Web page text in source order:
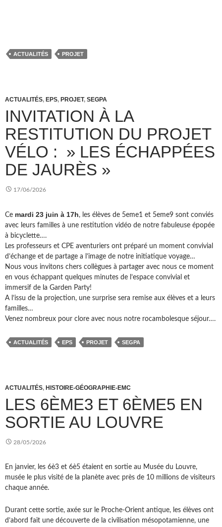
ACTUALITÉS PROJET
ACTUALITÉS, EPS, PROJET, SEGPA
INVITATION À LA
RESTITUTION DU PROJET
VÉLO : » LES ÉCHAPPÉES
DE JAURÈS »
17/06/2026
Ce mardi 23 juin à 17h, les élèves de 5eme1 et 5eme9 sont conviés
avec leurs familles à une restitution vidéo de notre fabuleuse épopée
à bicyclette….
Les professeurs et CPE aventuriers ont préparé un moment convivial
d’échange et de partage a l’image de notre initiatique voyage…
Nous vous invitons chers collègues à partager avec nous ce moment
en vous échappant quelques minutes de l’espace convivial et
immersif de la Garden Party!
A l’issu de la projection, une surprise sera remise aux élèves et a leurs
familles…
Venez nombreux pour clore avec nous notre rocambolesque séjour….
ACTUALITÉS EPS PROJET SEGPA
ACTUALITÉS, HISTOIRE-GÉOGRAPHIE-EMC
LES 6ÈME3 ET 6ÈME5 EN
SORTIE AU LOUVRE
28/05/2026
En janvier, les 6è3 et 6è5 étaient en sortie au Musée du Louvre,
musée le plus visité de la planète avec près de 10 millions de visiteurs
chaque année.
Durant cette sortie, axée sur le Proche-Orient antique, les élèves ont
d’abord fait une découverte de la civilisation mésopotamienne, une